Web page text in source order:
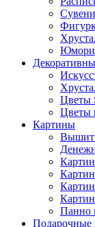
Цветы
Цветы
Картины
Панно
Подарочные